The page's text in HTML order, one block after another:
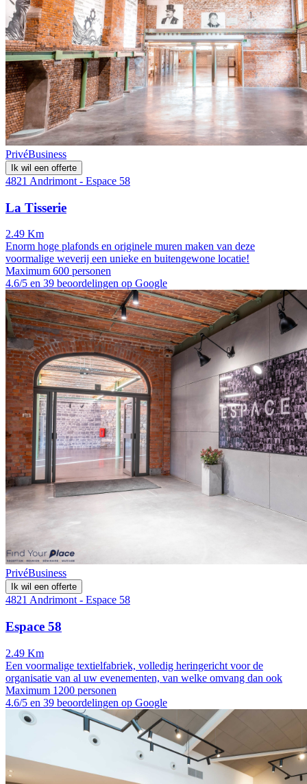
PrivéBusiness
Ik wil een offerte
4821 Andrimont - Espace 58
La Tisserie
2.49 Km
Enorm hoge plafonds en originele muren maken van deze
voormalige weverij een unieke en buitengewone locatie!
Maximum 600 personen
4.6/5 en 39 beoordelingen op Google
PrivéBusiness
Ik wil een offerte
4821 Andrimont - Espace 58
Espace 58
2.49 Km
Een voormalige textielfabriek, volledig heringericht voor de
organisatie van al uw evenementen, van welke omvang dan ook
Maximum 1200 personen
4.6/5 en 39 beoordelingen op Google